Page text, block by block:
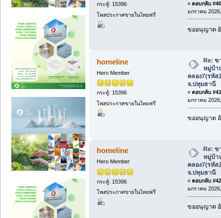
กระทู้: 15396
โพสประกาศขายในไทยฟรี
« ตอบกลับ
มกราคม
ขออนุญาต
homeline
Hero Member
กระทู้: 15396
โพสประกาศขายในไทยฟรี
Re: ข
หมู่บ้า
คลอง7(รหัส
จ.ปทุมธานี
« ตอบกลับ
มกราคม
ขออนุญาต
homeline
Hero Member
กระทู้: 15396
โพสประกาศขายในไทยฟรี
Re: ข
หมู่บ้า
คลอง7(รหัส
จ.ปทุมธานี
« ตอบกลับ
มกราคม
ขออนุญาต